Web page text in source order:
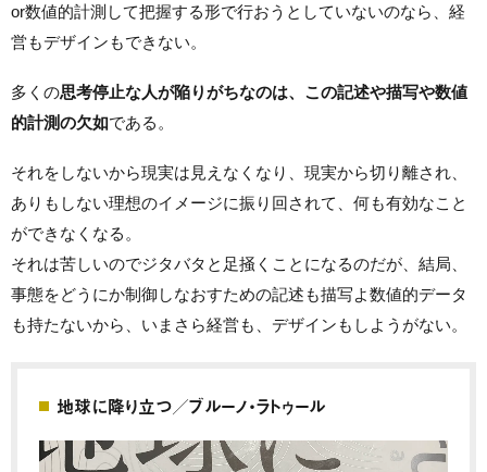
or数値的計測して把握する形で行おうとしていないのなら、経
営もデザインもできない。
多くの思考停止な人が陥りがちなのは、この記述や描写や数値
的計測の欠如である。
それをしないから現実は見えなくなり、現実から切り離され、
ありもしない理想のイメージに振り回されて、何も有効なこと
ができなくなる。
それは苦しいのでジタバタと足掻くことになるのだが、結局、
事態をどうにか制御しなおすための記述も描写よ数値的データ
も持たないから、いまさら経営も、デザインもしようがない。
地球に降り立つ／ブルーノ・ラトゥール